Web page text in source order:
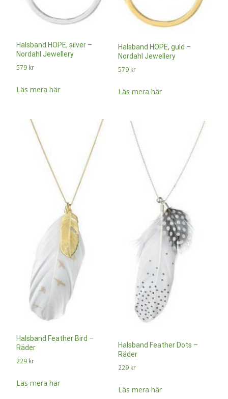
Halsband HOPE, silver –
Nordahl Jewellery
579 kr
Läs mera här
Halsband HOPE, guld –
Nordahl Jewellery
579 kr
Läs mera här
Halsband Feather Bird –
Räder
229 kr
Läs mera här
Halsband Feather Dots –
Räder
229 kr
Läs mera här